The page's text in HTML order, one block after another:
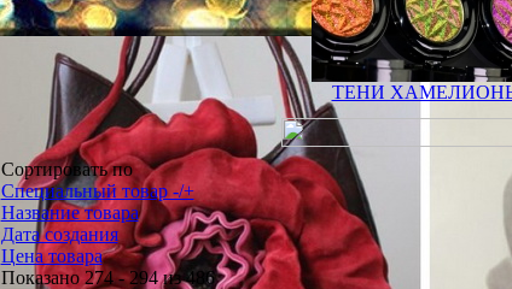
ТЕНИ
Сортировать по
Специальный товар -/+
Название товара
Дата создания
Цена товара
Показано 274 - 294 из 486